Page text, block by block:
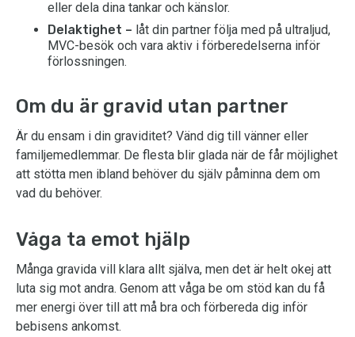
eller dela dina tankar och känslor.
Delaktighet – låt din partner följa med på ultraljud,
MVC-besök och vara aktiv i förberedelserna inför
förlossningen.
Om du är gravid utan partner
Är du ensam i din graviditet? Vänd dig till vänner eller
familjemedlemmar. De flesta blir glada när de får möjlighet
att stötta men ibland behöver du själv påminna dem om
vad du behöver.
Våga ta emot hjälp
Många gravida vill klara allt själva, men det är helt okej att
luta sig mot andra. Genom att våga be om stöd kan du få
mer energi över till att må bra och förbereda dig inför
bebisens ankomst.